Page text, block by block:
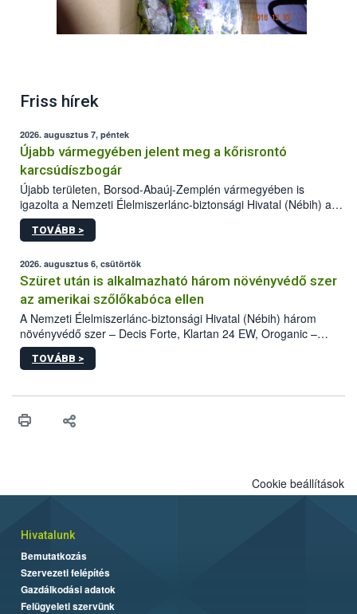
Friss hírek
2026. augusztus 7, péntek
Újabb vármegyében jelent meg a kőrisrontó
karcsúdíszbogár
Újabb területen, Borsod-Abaúj-Zemplén vármegyében is
igazolta a Nemzeti Élelmiszerlánc-biztonsági Hivatal (Nébih) a
kőrisrontó karcsúdíszbogár (Agrilus planipennis) jelenlétét. A
kártevőt nem csak színcsapdában találták meg, de már fertőzött
az intenzív felderítést, emellett az intézkedéseket a szlovák
hatósággal is összehangolják a terjedés megállítása érdekében.
TOVÁBB >
2026. augusztus 6, csütörtök
Szüret után is alkalmazható három növényvédő szer
az amerikai szőlőkabóca ellen
A Nemzeti Élelmiszerlánc-biztonsági Hivatal (Nébih) három
növényvédő szer – Decis Forte, Klartan 24 EW, Oroganic –
engedélyokiratát módosította, így azok a szüretet követően,
egészen a vesszőérettség (BBCH 91) stádiumáig
érésű szőlőkben is legyen lehetőség a károsító elleni további
felhasználók számára is elérhető és ökológiai termesztésben is
TOVÁBB >
Cookie beállítások
Hivatalunk
Bemutatkozás
Szervezeti felépítés
Gazdálkodási adatok
Felügyeleti szervünk